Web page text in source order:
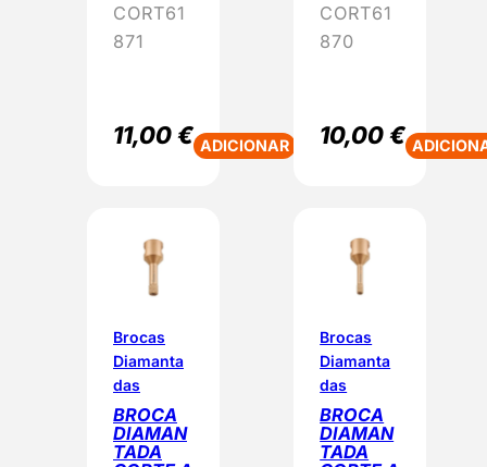
CORT61
871
11,00€ ADICIONAR
CORT61
870
10,00€
Brocas
Diamanta
das
BROCA
DIAMAN
TADA
Brocas
Diamanta
das
BROCA
DIAMAN
TADA